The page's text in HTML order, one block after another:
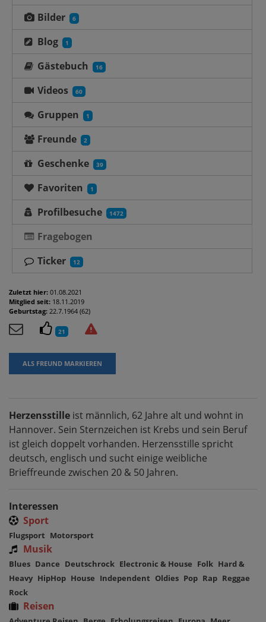
Bilder
6
Blog 1
Gästebuch 16
Videos 60
Gruppen 1
Freunde 2
Geschenke 39
Favoriten 1
Profilbesuche 1472
Fragebogen
Ticker
12
Zuletzt hier: 01.08.2021
Mitglied seit: 18.11.2019
Geburtstag: 22.7.1964 (62)
21
ALS FREUND MARKIEREN
Herzensstille ist männlich, 62 Jahre alt und wohnt in
Hannover. Sein Sternzeichen ist Krebs und sein Beruf
ist gleich doppelt vorhanden. Herzensstille spricht
deutsch, englisch und sucht einige weibliche
Brieffreunde zwischen 20 & 50 Jahren.
Interessen
Sport
Flugsport Motorsport
Musik
Blues Dance Deutschrock Electronic & House Folk Hard &
Heavy HipHop House Independent Oldies Pop Rap Reggae
Rock
Reisen